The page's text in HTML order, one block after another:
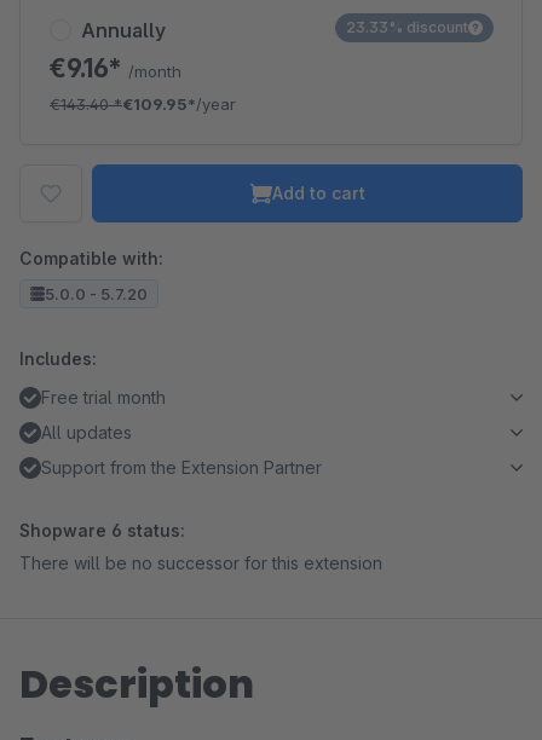
Annually
€9.16* /month
€143.40*€109.95*/year
23.33% discount
Add to cart
Compatible with:
5.0.0 - 5.7.20
Includes:
Free trial month
All updates
Support from the Extension Partner
Shopware 6 status:
There will be no successor for this extension
Description